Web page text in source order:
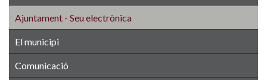
Ajuntament - Seu electrònica
El municipi
Comunicació